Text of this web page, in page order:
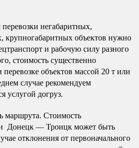
негабаритных,
крупногабаритных объектов нужно
и рабочую силу разного
стоимость существенно
перевозке объектов массой 20 т или
случае рекомендуем
услугой догруз.
маршрута. Стоимость
Донецк — Троицк может быть
отклонения от первоначального